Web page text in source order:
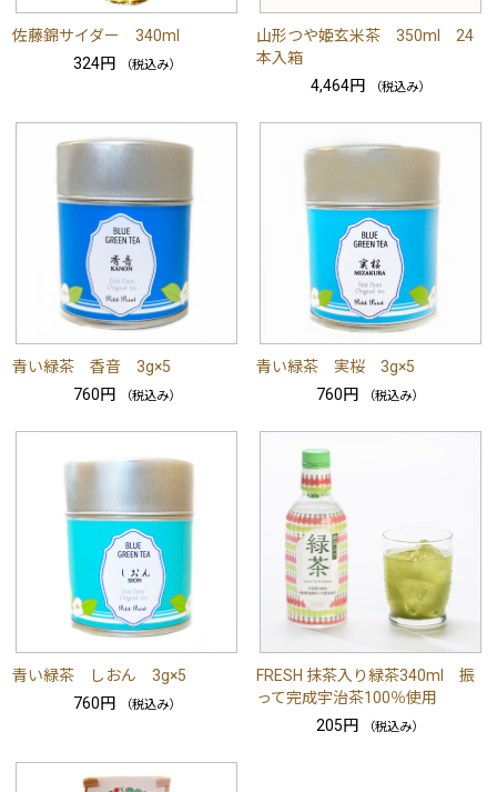
佐藤錦サイダー 340ml
324円
（税込み）
山形つや姫玄米茶 350ml 24
本入箱
4,464円
（税込み）
青い緑茶 香音 3g×5
760円
（税込み）
青い緑茶 実桜 3g×5
760円
（税込み）
青い緑茶 しおん 3g×5
760円
（税込み）
FRESH 抹茶入り緑茶340ml 振
って完成宇治茶100％使用
205円
（税込み）